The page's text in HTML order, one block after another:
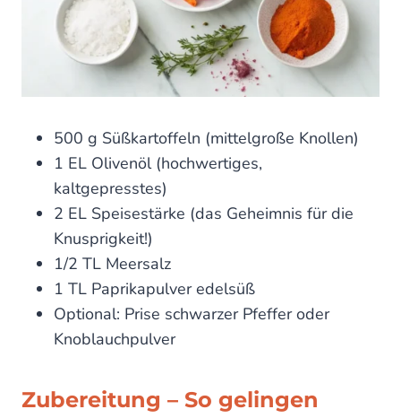
500 g Süßkartoffeln (mittelgroße Knollen)
1 EL Olivenöl (hochwertiges,
kaltgepresstes)
2 EL Speisestärke (das Geheimnis für die
Knusprigkeit!)
1/2 TL Meersalz
1 TL Paprikapulver edelsüß
Optional: Prise schwarzer Pfeffer oder
Knoblauchpulver
Zubereitung – So gelingen